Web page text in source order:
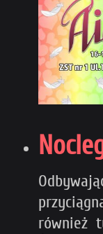
również